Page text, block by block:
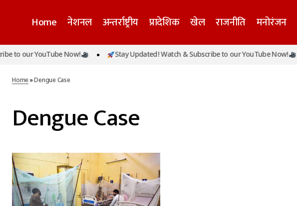
Home नेशनल अन्तर्राष्ट्रीय प्रादेशिक खेल राजनीति मनोरंजन
to our YouTube Now! Stay Updated! Watch & Subscribe to our YouTube Now!
Home»Dengue Case
Dengue Case